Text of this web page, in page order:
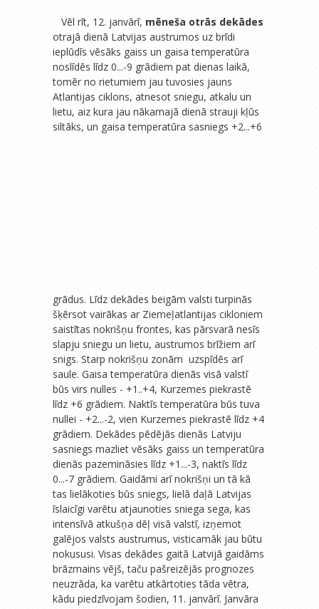
Vēl rīt, 12. janvārī, mēneša otrās dekādes
otrajā dienā Latvijas austrumos uz brīdi
ieplūdīs vēsāks gaiss un gaisa temperatūra
noslīdēs līdz 0...-9 grādiem pat dienas laikā,
tomēr no rietumiem jau tuvosies jauns
Atlantijas ciklons, atnesot sniegu, atkalu un
lietu, aiz kura jau nākamajā dienā strauji kļūs
siltāks, un gaisa temperatūra sasniegs +2...+6
grādus. Līdz dekādes beigām valsti turpinās
šķērsot vairākas ar Ziemeļatlantijas cikloniem
saistītas nokrišņu frontes, kas pārsvarā nesīs
slapju sniegu un lietu, austrumos brīžiem arī
snigs. Starp nokrišņu zonām uzspīdēs arī
saule. Gaisa temperatūra dienās visā valstī
būs virs nulles - +1..+4, Kurzemes piekrastē
līdz +6 grādiem. Naktīs temperatūra būs tuva
nullei - +2...-2, vien Kurzemes piekrastē līdz +4
grādiem. Dekādes pēdējās dienās Latviju
sasniegs mazliet vēsāks gaiss un temperatūra
dienās pazemināsies līdz +1...-3, naktīs līdz
0...-7 grādiem. Gaidāmi arī nokrišņi un tā kā
tas lielākoties būs sniegs, lielā daļā Latvijas
īslaicīgi varētu atjaunoties sniega sega, kas
intensīvā atkušņa dēļ visā valstī, izņemot
galējos valsts austrumus, visticamāk jau būtu
nokususi. Visas dekādes gaitā Latvijā gaidāms
brāzmains vējš, taču pašreizējās prognozes
neuzrāda, ka varētu atkārtoties tāda vētra,
kādu piedzīvojam šodien, 11. janvārī. Janvāra